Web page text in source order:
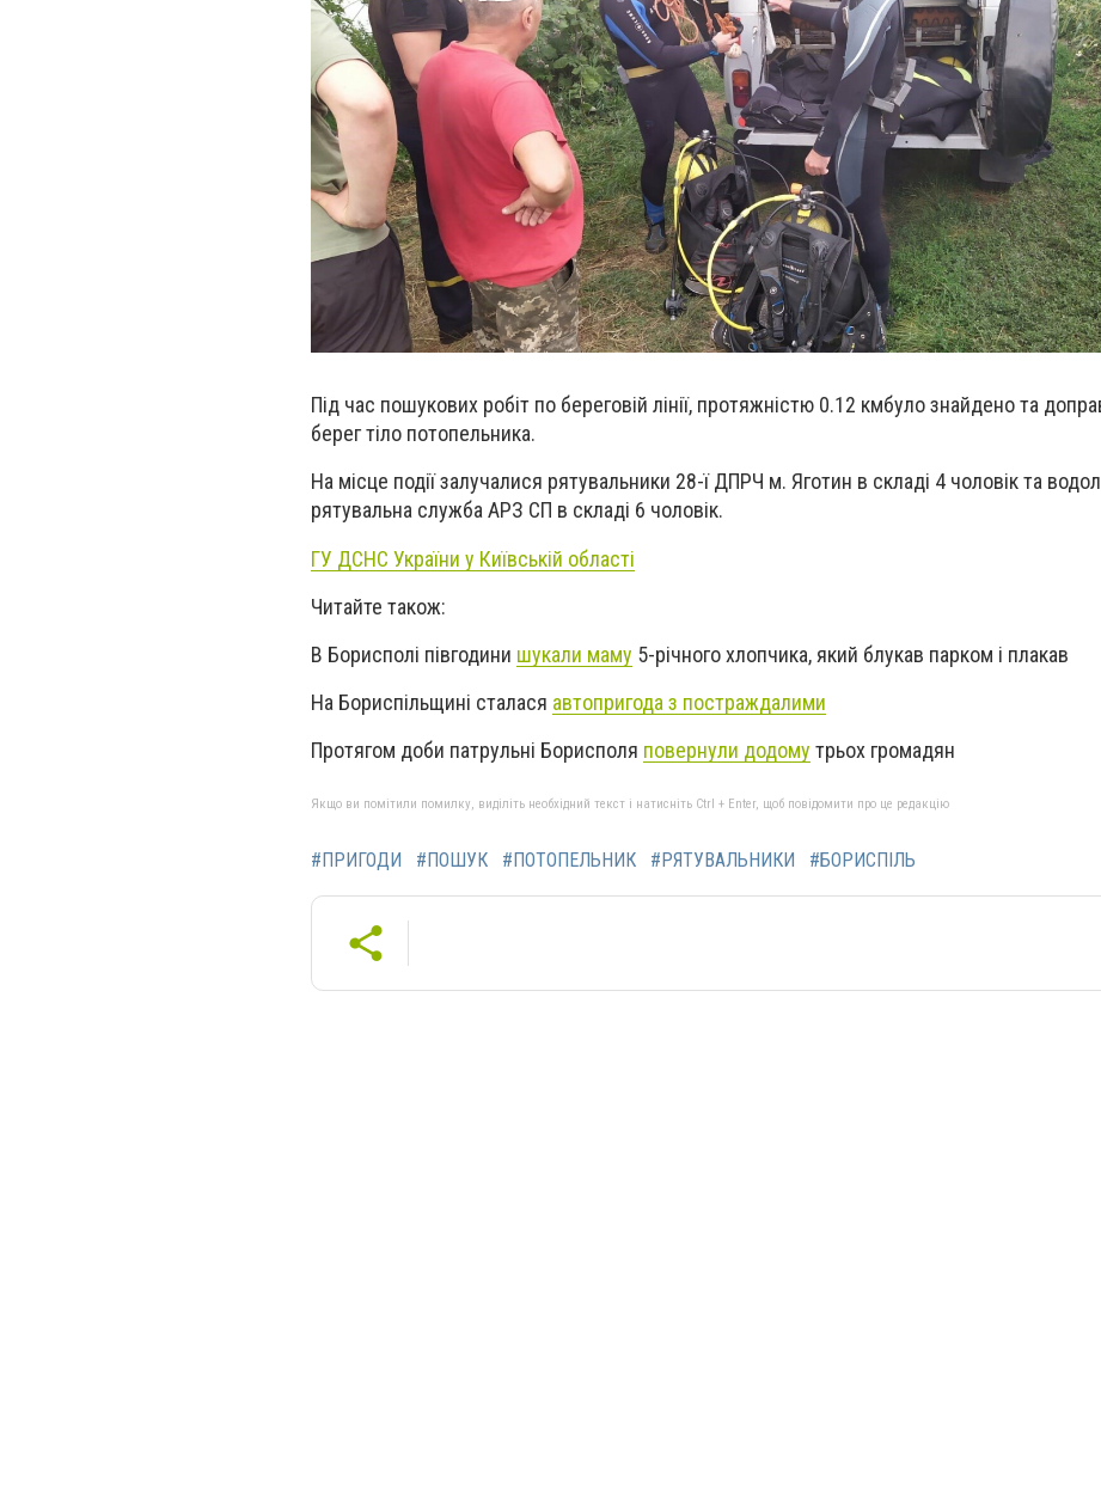
Під час пошукових робіт по береговій лінії, протяжністю 0.12 кмбуло знайдено та
берег тіло потопельника.
На місце події залучалися рятувальники 28-ї ДПРЧ м. Яготин в складі 4 чоловік та
рятувальна служба АРЗ СП в складі 6 чоловік.
ГУ ДСНС України у Київській області
Читайте також:
В Борисполі півгодини шукали маму 5-річного хлопчика, який блукав парком і плакав
На Бориспільщині сталася автопригода з постраждалими
Протягом доби патрульні Борисполя повернули додому трьох громадян
Якщо ви помітили помилку, виділіть необхідний текст і натисніть Ctrl + Enter, щоб повідомити про це редакцію
#ПРИГОДИ #ПОШУК #ПОТОПЕЛЬНИК #РЯТУВАЛЬНИКИ #БОРИСПІЛЬ